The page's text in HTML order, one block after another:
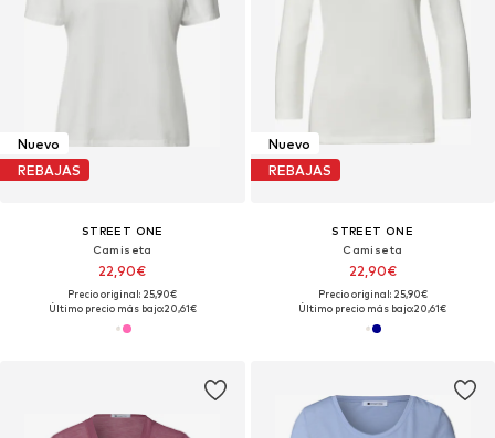
Nuevo
REBAJAS
STREET ONE
Camiseta
22,90€
Precio original: 25,90€
Último precio más bajo:20,61€
Nuevo
REBAJAS
STREET ONE
Camiseta
22,90€
Precio original: 25,90€
Último precio más bajo:20,61€